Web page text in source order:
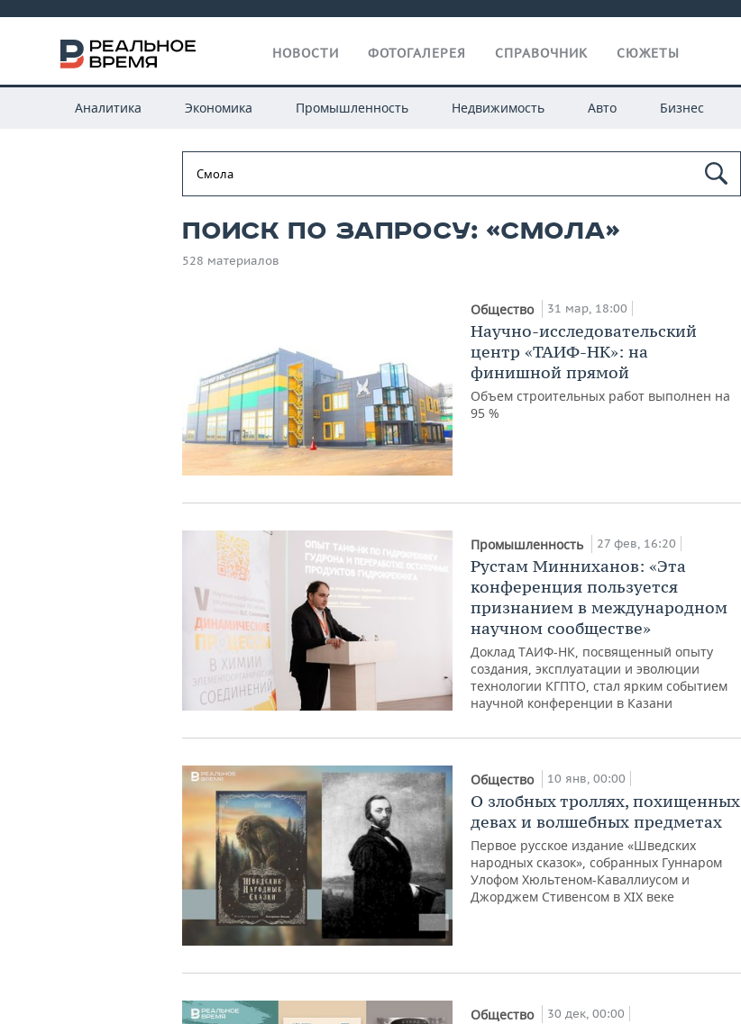
НОВОСТИ ФОТОГАЛЕРЕЯ СПРАВОЧНИК СЮЖЕТЫ
Аналитика Экономика Промышленность Недвижимость Авто Бизнес
Поиск по запросу: «Смола»
528 материалов
Общество 31 мар, 18:00
Научно-исследовательский
центр «ТАИФ-НК»: на
финишной прямой
Объем строительных работ выполнен на
95 %
Промышленность 27 фев, 16:20
Рустам Минниханов: «Эта
конференция пользуется
признанием в международном
научном сообществе»
Доклад ТАИФ-НК, посвященный опыту
создания, эксплуатации и эволюции
технологии КГПТО, стал ярким событием
научной конференции в Казани
Общество 10 янв, 00:00
О злобных троллях, похищенных
девах и волшебных предметах
Первое русское издание «Шведских
народных сказок», собранных Гуннаром
Улофом Хюльтеном-Каваллиусом и
Джорджем Стивенсом в XIX веке
Общество 30 дек, 00:00